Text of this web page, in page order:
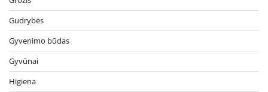
Gudrybės
Gyvenimo būdas
Gyvūnai
Higiena